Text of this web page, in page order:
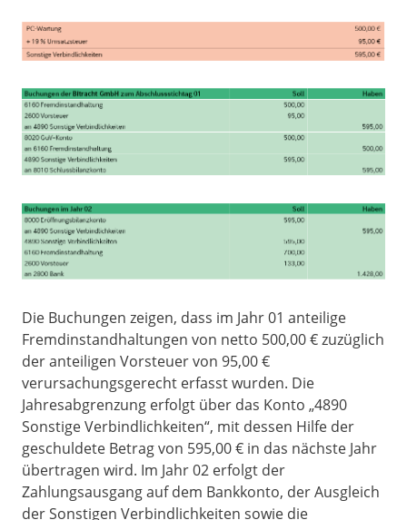
Die Buchungen zeigen, dass im Jahr 01 anteilige
Fremdinstandhaltungen von netto 500,00 € zuzüglich
der anteiligen Vorsteuer von 95,00 €
verursachungsgerecht erfasst wurden. Die
Jahresabgrenzung erfolgt über das Konto „4890
Sonstige Verbindlichkeiten“, mit dessen Hilfe der
geschuldete Betrag von 595,00 € in das nächste Jahr
übertragen wird. Im Jahr 02 erfolgt der
Zahlungsausgang auf dem Bankkonto, der Ausgleich
der Sonstigen Verbindlichkeiten sowie die